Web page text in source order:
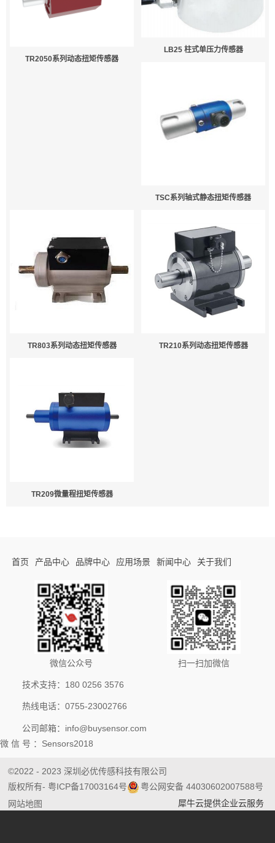
TR2050系列动态扭矩传感器
LB25 柱式单压力传感器
TSC系列轴式静态扭矩传感器
TR803系列动态扭矩传感器 TR210系列动态扭矩传感器
TR209微量程扭矩传感器
首页 产品中心 品牌中心 应用场景 新闻中心 关于我们
微信公众号 扫一扫加微信
技术支持：180 0256 3576
热线电话：0755-23002766
公司邮箱：info@buysensor.com
微 信 号 ：Sensors2018
©2022 - 2023 深圳必优传感科技有限公司
版权所有- 粤ICP备17003164号
粤公网安备 44030602007588号
网站地图
犀牛云提供企业云服务